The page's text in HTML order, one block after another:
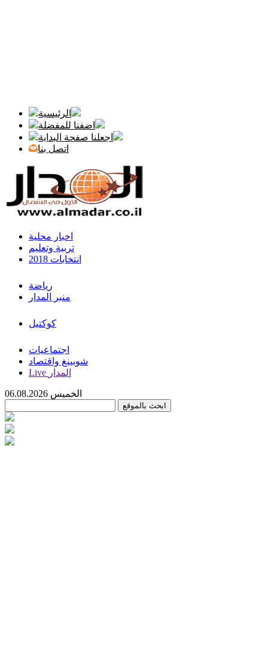
الرئيسية
اضفنا للمفضلة
اجعلنا صفحة البداية
اتصل بنا
اخبار محلية
تربية وتعليم
انتخابات 2018
رياضة
منبر المدار
كوكتيل
اجتماعيات
شوبينغ واقتصاد
Live المدار